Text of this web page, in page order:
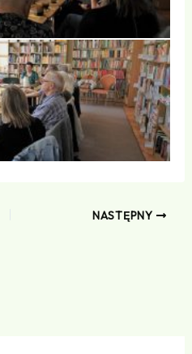
NASTĘPNY